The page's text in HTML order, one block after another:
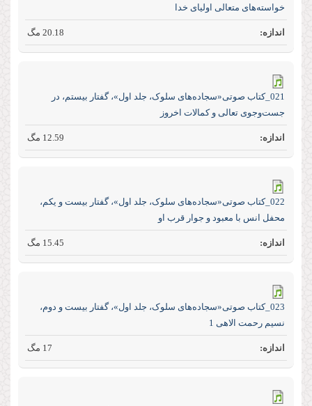
خواسته‌های متعالی اولیای خدا
20.18 مگ
021_کتاب صوتی«سجاده‌های سلوک، جلد اول»، گفتار بیستم، در
جست‌و‌جوی تعالی و کمالات اخروز
12.59 مگ
022_کتاب صوتی«سجاده‌های سلوک، جلد اول»، گفتار بیست و یکم،
محفل انس با معبود و جوار قرب او
15.45 مگ
023_کتاب صوتی«سجاده‌های سلوک، جلد اول»، گفتار بیست و دوم،
نسیم رحمت الاهی 1
17 مگ